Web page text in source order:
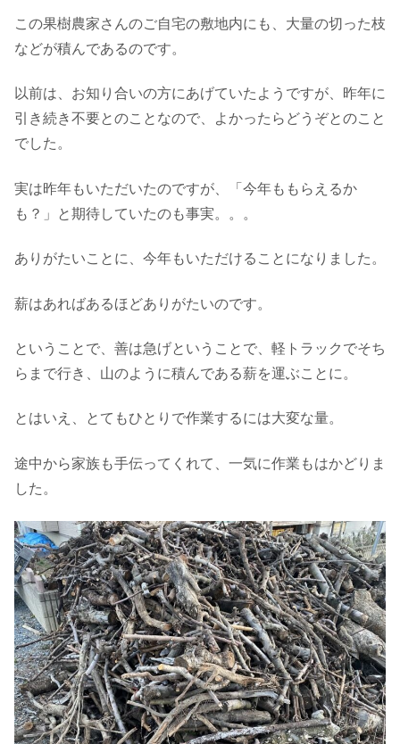
この果樹農家さんのご自宅の敷地内にも、大量の切った枝
などが積んであるのです。
以前は、お知り合いの方にあげていたようですが、昨年に
引き続き不要とのことなので、よかったらどうぞとのこと
でした。
実は昨年もいただいたのですが、「今年ももらえるか
も？」と期待していたのも事実。。。
ありがたいことに、今年もいただけることになりました。
薪はあればあるほどありがたいのです。
ということで、善は急げということで、軽トラックでそち
らまで行き、山のように積んである薪を運ぶことに。
とはいえ、とてもひとりで作業するには大変な量。
途中から家族も手伝ってくれて、一気に作業もはかどりま
した。